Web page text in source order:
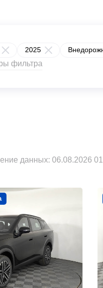
2025
фильтра
данных: 06.08.2026